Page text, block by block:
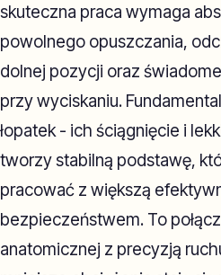
skuteczna praca wymaga
powolnego opuszczania,
dolnej pozycji oraz
przy wyciskaniu.
łopatek - ich ściągnięcie i
tworzy stabilną podstawę,
pracować z większą
bezpieczeństwem. To
anatomicznej z precyzją